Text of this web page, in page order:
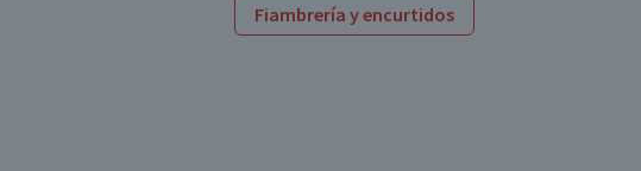
Fiambrería y encurtidos